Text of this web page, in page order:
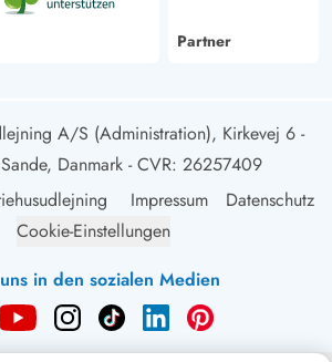
Partner
A/S (Administration), Kirkevej 6 -
Danmark - CVR: 26257409
Impressum
Datenschutz
Cookie-Einstellungen
in den sozialen Medien